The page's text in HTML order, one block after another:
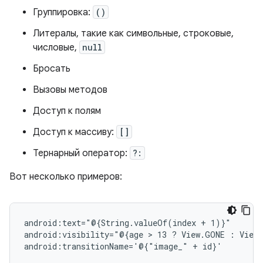
Группировка: ()
Литералы, такие как символьные, строковые,
числовые, null
Бросать
Вызовы методов
Доступ к полям
Доступ к массиву:
[]
Тернарный оператор: ?:
Вот несколько примеров:
android:text="@{String.valueOf(index + 1)}"
android:visibility="@{age > 13 ? View.GONE :
android:transitionName='@{"image_"
+